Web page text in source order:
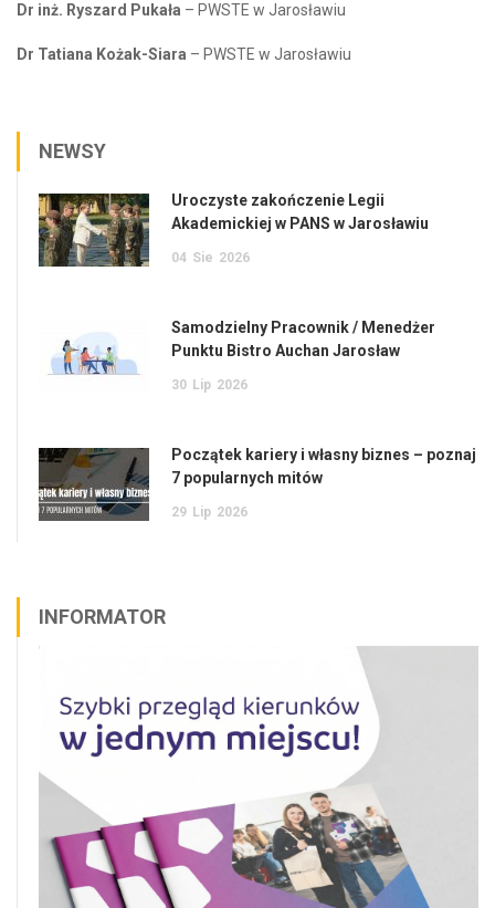
Dr inż. Ryszard Pukała – PWSTE w Jarosławiu
Dr Tatiana Kożak-Siara – PWSTE w Jarosławiu
NEWSY
Uroczyste zakończenie Legii
Akademickiej w PANS w Jarosławiu
04 Sie 2026
Samodzielny Pracownik / Menedżer
Punktu Bistro Auchan Jarosław
30 Lip 2026
Początek kariery i własny biznes – poznaj
7 popularnych mitów
29 Lip 2026
INFORMATOR